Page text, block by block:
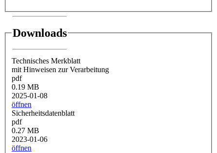
Downloads
Technisches Merkblatt
mit Hinweisen zur Verarbeitung
pdf
0.19 MB
2025-01-08
öffnen
Sicherheitsdatenblatt
pdf
0.27 MB
2023-01-06
öffnen